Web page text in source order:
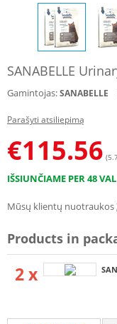
SANABELLE
Gamintojas:SANABELLE
Parašyti atsiliepimą
€115.56
IŠSIUNČIAME PER 48 VAL
Mūsų klientų nuotraukos
Products in
2 x